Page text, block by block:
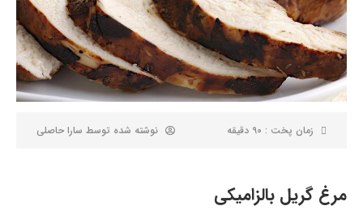
زمان پخت : 90 دقیقه نوشته شده توسط سارا حاصلی
مرغ گریل بالزامیکی